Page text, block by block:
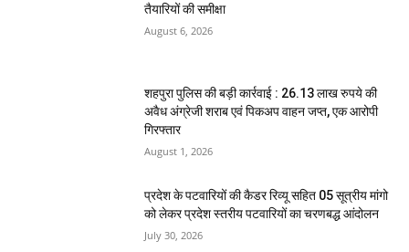
तैयारियों की समीक्षा
August 6, 2026
शहपुरा पुलिस की बड़ी कार्रवाई : 26.13 लाख रुपये की
अवैध अंग्रेजी शराब एवं पिकअप वाहन जप्त, एक आरोपी
गिरफ्तार
August 1, 2026
प्रदेश के पटवारियों की कैडर रिव्यू सहित 05 सूत्रीय मांगो
को लेकर प्रदेश स्तरीय पटवारियों का चरणबद्ध आंदोलन
July 30, 2026